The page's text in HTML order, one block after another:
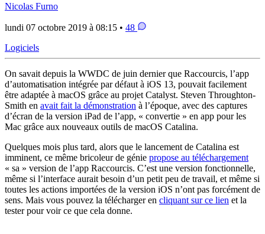
Nicolas Furno
lundi 07 octobre 2019 à 08:15 • 48
Logiciels
On savait depuis la WWDC de juin dernier que Raccourcis, l’app
d’automatisation intégrée par défaut à iOS 13, pouvait facilement
être adaptée à macOS grâce au projet Catalyst. Steven Throughton-
Smith en avait fait la démonstration à l’époque, avec des captures
d’écran de la version iPad de l’app, « convertie » en app pour les
Mac grâce aux nouveaux outils de macOS Catalina.
Quelques mois plus tard, alors que le lancement de Catalina est
imminent, ce même bricoleur de génie propose au téléchargement
« sa » version de l’app Raccourcis. C’est une version fonctionnelle,
même si l’interface aurait besoin d’un petit peu de travail, et même si
toutes les actions importées de la version iOS n’ont pas forcément de
sens. Mais vous pouvez la télécharger en cliquant sur ce lien et la
tester pour voir ce que cela donne.